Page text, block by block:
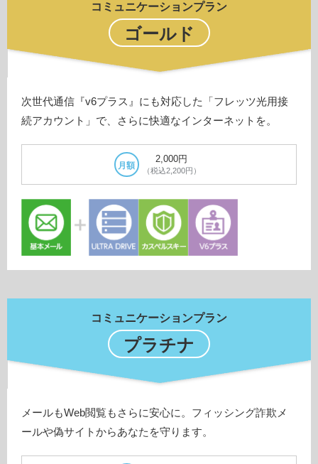
コミュニケーションプラン
ゴールド
次世代通信『v6プラス』にも対応した「フレッツ光用接
続アカウント」で、さらに快適なインターネットを。
月額
2,000円
（税込2,200円）
コミュニケーションプラン
プラチナ
メールもWeb閲覧もさらに安心に。フィッシング詐欺メ
ールや偽サイトからあなたを守ります。